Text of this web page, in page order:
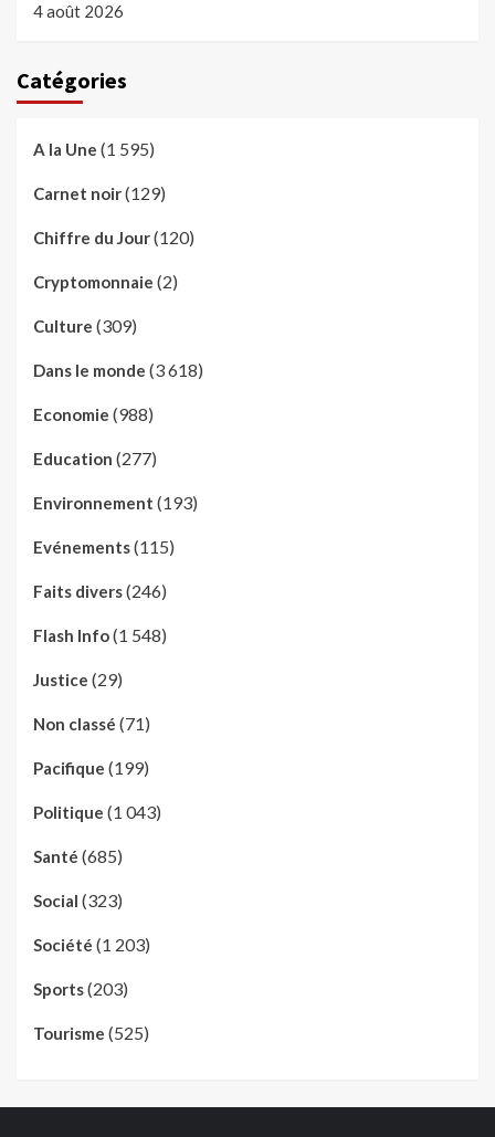
4 août 2026
Catégories
A la Une (1 595)
Carnet noir(129)
Chiffre du Jour(120)
Cryptomonnaie (2)
Culture (309)
Dans le monde (3 618)
Economie (988)
Education (277)
Environnement (193)
Evénements(115)
Faits divers(246)
Flash Info(1 548)
Justice (29)
Non classé (71)
Pacifique (199)
Politique (1 043)
Santé (685)
Social (323)
Société (1 203)
Sports(203)
Tourisme (525)